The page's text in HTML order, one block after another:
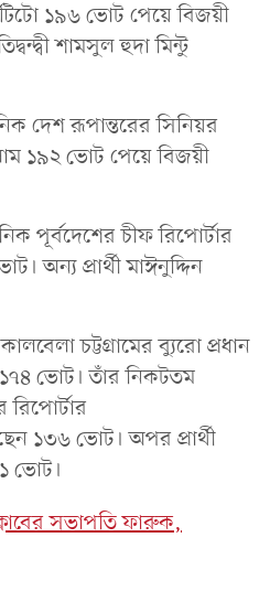
১৯৬ ভোট পেয়ে বিজয়ী
শামসুল হুদা মিন্টু
দেশ রূপান্তরের সিনিয়র
১৯২ ভোট পেয়ে বিজয়ী
পূর্বদেশের চীফ রিপোর্টার
অন্য প্রার্থী মাঈনুদ্দিন
চট্টগ্রামের ব্যুরো প্রধান
ভোট। তাঁর নিকটতম
রিপোর্টার
১৩৬ ভোট। অপর প্রার্থী
ভোট।
সভাপতি ফারুক,